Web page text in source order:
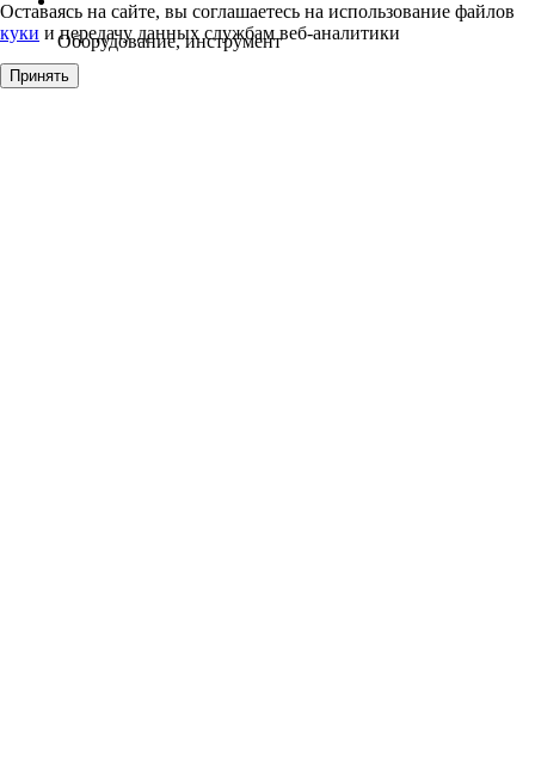
Оборудование, инструмент
Оставаясь на сайте, вы соглашаетесь на использование файлов
куки и передачу данных службам веб-аналитики
Принять